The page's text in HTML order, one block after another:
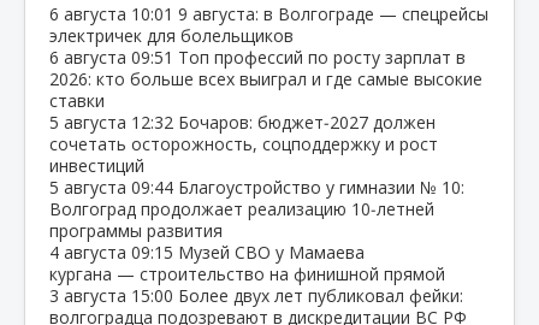
6 августа 10:01 9 августа: в Волгограде — спецрейсы
электричек для болельщиков
6 августа 09:51 Топ профессий по росту зарплат в
2026: кто больше всех выиграл и где самые высокие
ставки
5 августа 12:32 Бочаров: бюджет‑2027 должен
сочетать осторожность, соцподдержку и рост
инвестиций
5 августа 09:44 Благоустройство у гимназии № 10:
Волгоград продолжает реализацию 10‑летней
программы развития
4 августа 09:15 Музей СВО у Мамаева
кургана — строительство на финишной прямой
3 августа 15:00 Более двух лет публиковал фейки:
волгоградца подозревают в дискредитации ВС РФ